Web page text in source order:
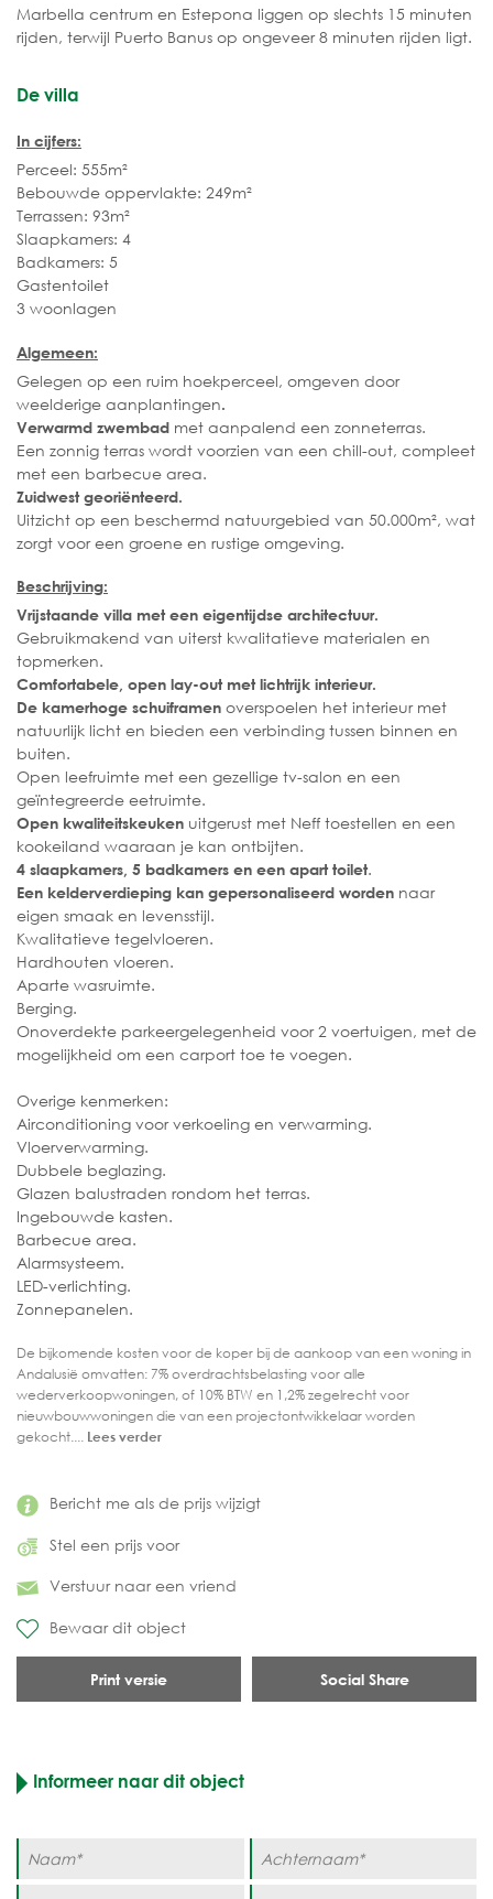
Bericht me als de prijs wijzigt
Stel een prijs voor
Verstuur naar een vriend
Bewaar dit object
Print versie Social Share
Marbella centrum en Estepona liggen op slechts 15 minuten
rijden, terwijl Puerto Banus op ongeveer 8 minuten rijden ligt.
De villa
In cijfers:
Perceel: 555m²
Bebouwde oppervlakte: 249m²
Terrassen: 93m²
Slaapkamers: 4
Badkamers: 5
Gastentoilet
3 woonlagen
Algemeen:
Gelegen op een ruim hoekperceel, omgeven door
weelderige aanplantingen.
Verwarmd zwembad met aanpalend een zonneterras.
Een zonnig terras wordt voorzien van een chill-out, compleet
met een barbecue area.
Zuidwest georiënteerd.
Uitzicht op een beschermd natuurgebied van 50.000m², wat
zorgt voor een groene en rustige omgeving.
Beschrijving:
Vrijstaande villa met een eigentijdse architectuur.
Gebruikmakend van uiterst kwalitatieve materialen en
topmerken.
Comfortabele, open lay-out met lichtrijk interieur.
De kamerhoge schuiframen overspoelen het interieur met
natuurlijk licht en bieden een verbinding tussen binnen en
buiten.
Open leefruimte met een gezellige tv-salon en een
geïntegreerde eetruimte.
Open kwaliteitskeuken uitgerust met Neff toestellen en een
kookeiland waaraan je kan ontbijten.
4 slaapkamers, 5 badkamers en een apart toilet.
Een kelderverdieping kan gepersonaliseerd worden naar
eigen smaak en levensstijl.
Kwalitatieve tegelvloeren.
Hardhouten vloeren.
Aparte wasruimte.
Berging.
Onoverdekte parkeergelegenheid voor 2 voertuigen, met de
mogelijkheid om een carport toe te voegen.
Overige kenmerken:
Airconditioning voor verkoeling en verwarming.
Vloerverwarming.
Dubbele beglazing.
Glazen balustraden rondom het terras.
Ingebouwde kasten.
Barbecue area.
Alarmsysteem.
LED-verlichting.
Zonnepanelen.
De bijkomende kosten voor de koper bij de aankoop van een woning in
Andalusië omvatten: 7% overdrachtsbelasting voor alle
wederverkoopwoningen, of 10% BTW en 1,2% zegelrecht voor
nieuwbouwwoningen die van een projectontwikkelaar worden
gekocht.... Lees verder
Informeer naar dit object